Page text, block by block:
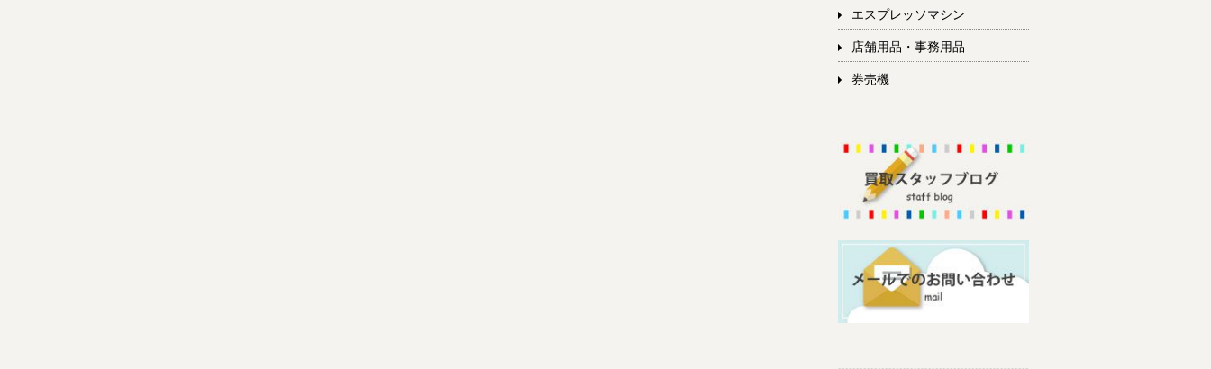
エスプレッソマシン
店舗用品・事務用品
券売機